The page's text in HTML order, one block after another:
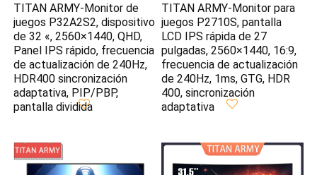
TITAN ARMY-Monitor de
juegos P32A2S2, dispositivo
de 32 «, 2560×1440, QHD,
Panel IPS rápido, frecuencia
de actualización de 240Hz,
HDR400 sincronización
adaptativa, PIP/PBP,
pantalla dividida
TITAN ARMY-Monitor para
juegos P2710S, pantalla
LCD IPS rápida de 27
pulgadas, 2560×1440, 16:9,
frecuencia de actualización
de 240Hz, 1ms, GTG, HDR
400, sincronización
adaptativa